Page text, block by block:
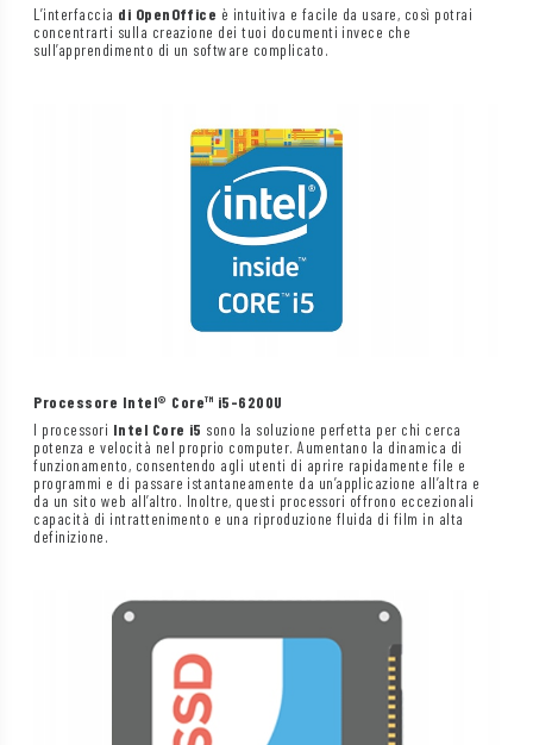
L’interfaccia di OpenOffice è intuitiva e facile da usare, così potrai
concentrarti sulla creazione dei tuoi documenti invece che
sull’apprendimento di un software complicato.
Processore Intel® Core™ i5-6200U
I processori Intel Core i5 sono la soluzione perfetta per chi cerca
potenza e velocità nel proprio computer. Aumentano la dinamica di
funzionamento, consentendo agli utenti di aprire rapidamente file e
programmi e di passare istantaneamente da un’applicazione all’altra e
da un sito web all’altro. Inoltre, questi processori offrono eccezionali
capacità di intrattenimento e una riproduzione fluida di film in alta
definizione.